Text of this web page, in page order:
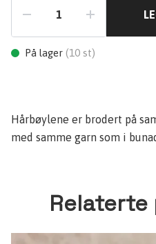
På lager (10 st)
Hårbøylene er brodert på
med samme garn som i